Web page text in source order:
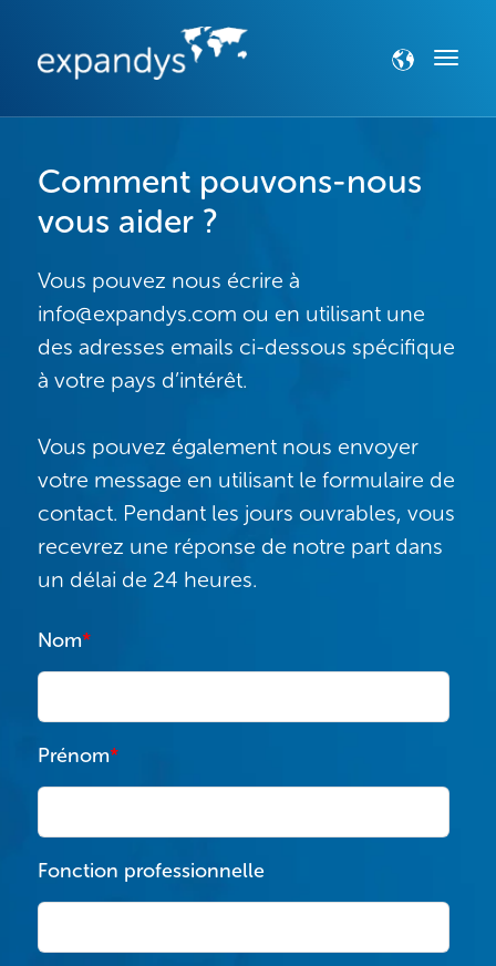
Comment pouvons-nous
vous aider ?
Vous pouvez nous écrire à
info@expandys.com ou en utilisant une
des adresses emails ci-dessous spécifique
à votre pays d’intérêt.
Vous pouvez également nous envoyer
votre message en utilisant le formulaire de
contact. Pendant les jours ouvrables, vous
recevrez une réponse de notre part dans
un délai de 24 heures.
Nom*
Prénom*
Fonction professionnelle